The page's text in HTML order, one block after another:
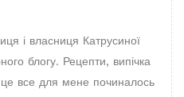
і власниця Катрусиної
блогу. Рецепти, випічка
все для мене починалось